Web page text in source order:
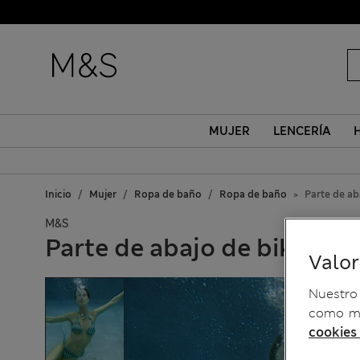
MUJER LENCERÍA
Inicio Mujer Ropa de baño Ropa de baño Parte de
M&S
Parte de abajo de bikini
como